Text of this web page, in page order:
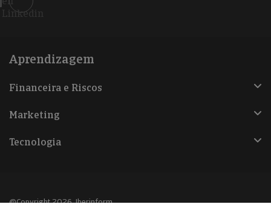
Linkedin
Aprendizagem
Financeira e Riscos
Marketing
Tecnologia
@Copyright 2026, Iberinform